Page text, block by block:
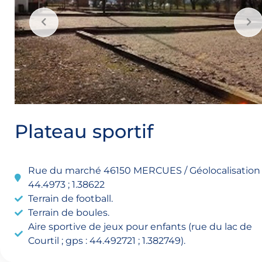
Plateau sportif
Rue du marché 46150 MERCUES / Géolocalisation
44.4973 ; 1.38622
Terrain de football.
Terrain de boules.
Aire sportive de jeux pour enfants (rue du lac de
Courtil ; gps : 44.492721 ; 1.382749).